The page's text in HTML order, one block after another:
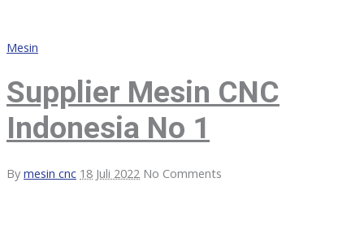
Mesin
Supplier Mesin CNC
Indonesia No 1
By mesin cnc 18 Juli 2022 No Comments